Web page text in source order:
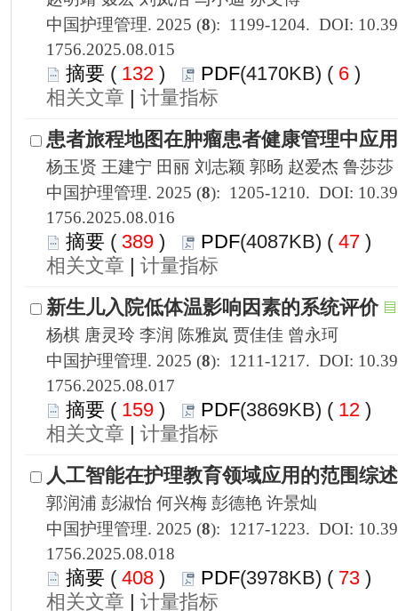
1756.2025.08.015
132 ) 6 )
|
1756.2025.08.016
389 ) 47 )
|
1756.2025.08.017
159 ) 12 )
|
1756.2025.08.018
408 ) 73 )
|